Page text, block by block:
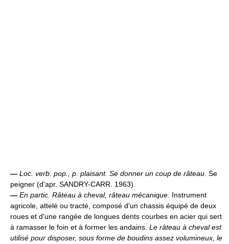
— Loc. verb. pop., p. plaisant. Se donner un coup de râteau. Se
peigner (d'apr. SANDRY-CARR. 1963).
— En partic. Râteau à cheval, râteau mécanique. Instrument
agricole, attelé ou tracté, composé d'un chassis équipé de deux
roues et d'une rangée de longues dents courbes en acier qui sert
à ramasser le foin et à former les andains. Le râteau à cheval est
utilisé pour disposer, sous forme de boudins assez volumineux, le